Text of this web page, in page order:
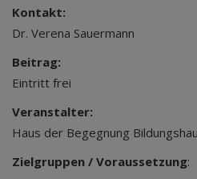
Kontakt:
Dr. Verena Sauermann
Beitrag:
Eintritt frei
Veranstalter:
Haus der Begegnung
Zielgruppen / Voraussetzung: